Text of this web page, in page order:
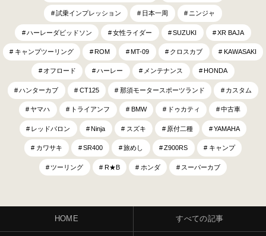
試乗インプレッション 日本一周 ニンジャ
ハーレーダビッドソン 女性ライダー SUZUKI XR BAJA
キャンプツーリング ROM MT-09 クロスカブ KAWASAKI
オフロード ハーレー メンテナンス HONDA
ハンターカブ CT125 那須モータースポーツランド カスタム
ヤマハ トライアンフ BMW ドゥカティ 中古車
レッドバロン Ninja スズキ 原付二種 YAMAHA
カワサキ SR400 旅めし Z900RS キャンプ
ツーリング R★B ホンダ スーパーカブ
HOME すべての記事